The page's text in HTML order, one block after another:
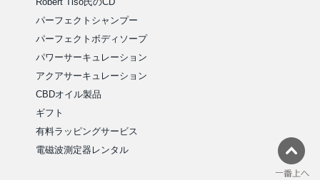
パーフェクトシャンプー
パーフェクトボディソープ
パワーサーキュレーション
アクアサーキュレーション
CBDオイル製品
ギフト
有料ラッピングサービス
電磁波測定器レンタル